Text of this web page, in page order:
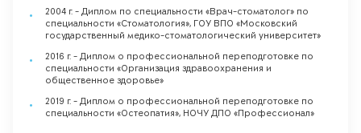
2004 г. - Диплом по специальности «Врач-стоматолог» по
специальности «Стоматология», ГОУ ВПО «Московский
государственный медико-стоматологический университет»
2016 г. - Диплом о профессиональной переподготовке по
специальности «Организация здравоохранения и
общественное здоровье»
2019 г. - Диплом о профессиональной переподготовке по
специальности «Остеопатия», НОЧУ ДПО «Профессионал»